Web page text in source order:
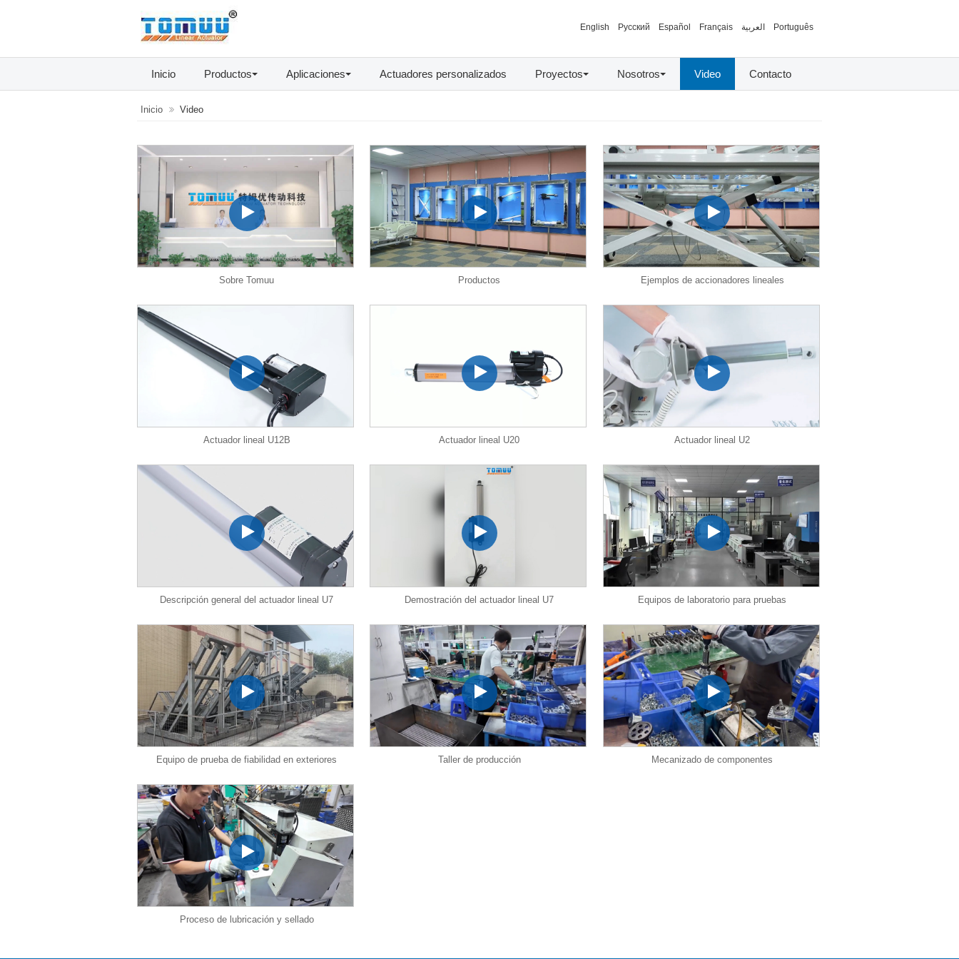
English Русский Español Français العربية Português
Inicio Productos Aplicaciones Actuadores personalizados Proyectos Nosotros Video Contacto
Inicio Video
Sobre Tomuu Productos Ejemplos de accionadores lineales
Actuador lineal U12B Actuador lineal U20 Actuador lineal U2
Descripción general del actuador lineal U7 Demostración del actuador lineal U7 Equipos de laboratorio para pruebas
Equipo de prueba de fiabilidad en exteriores Taller de producción Mecanizado de componentes
Proceso de lubricación y sellado